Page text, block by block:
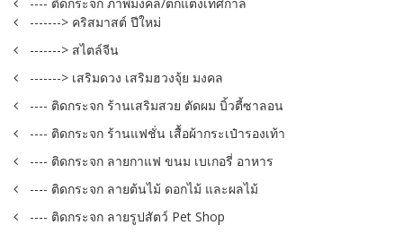
-------> คริสมาสต์ ปีใหม่
-------> สไตล์จีน
-------> เสริมดวง เสริมฮวงจุ้ย มงคล
---- ติดกระจก ร้านเสริมสวย ตัดผม บิ้วตี้ซาลอน
---- ติดกระจก ร้านแฟชั่น เสื้อผ้ากระเป๋ารองเท้า
---- ติดกระจก ลายกาแฟ ขนม เบเกอรี่ อาหาร
---- ติดกระจก ลายต้นไม้ ดอกไม้ และผลไม้
---- ติดกระจก ลายรูปสัตว์ Pet Shop